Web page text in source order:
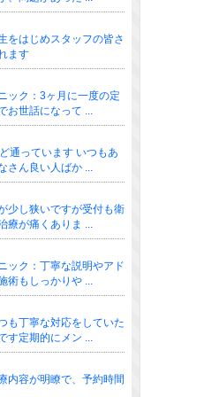
をはじめスタッフの皆さ
ます
ック：3ヶ月に一度の定
お世話になって ...
通っています いつもあ
さん良い人ばか ...
少し狭いですが受付も衛
療が痛くありま ...
ック：丁寧な説明やアド
術もしっかりや ...
も丁寧な対応をしていた
す定期的にメン ...
内容が明瞭で、予約時間